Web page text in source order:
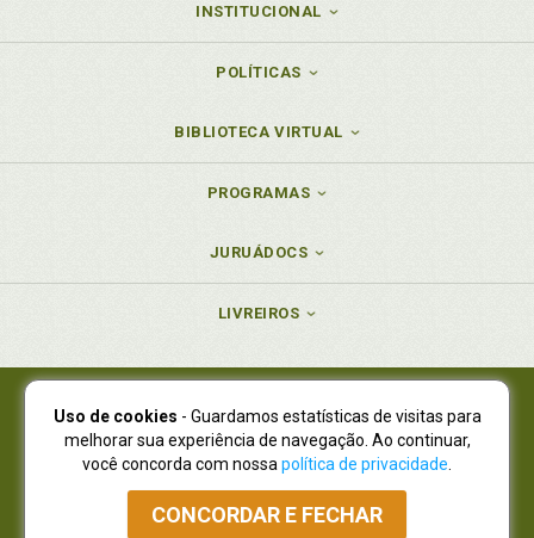
INSTITUCIONAL
POLÍTICAS
BIBLIOTECA VIRTUAL
PROGRAMAS
JURUÁDOCS
LIVREIROS
Juruá Editora Ltda., CNPJ 77.535.508/0001-19
Juruá Informática Ltda., CNPJ 01.701.561/0001-80
NOVO ENDEREÇO:R. Flávio Dallegrave, 7665, São Lourenço |
Curitiba - Paraná - CEP 82210-310
Atendimento: (41) 4009-3900|Vendas Atacado: (41) 4009-3939
Uso de cookies - Guardamos estatísticas de visitas para
melhorar sua experiência de navegação. Ao continuar,
você concorda com nossa política de privacidade
CONCORDAR E FECHAR